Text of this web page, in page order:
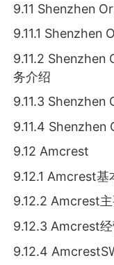
9.11 Shenzhen
9.11.1 Shenzhen
9.11.2 Shenzhen
务介绍
9.11.3
9.11.4
9.12 Amcrest
9.12.1 Amcrest基
9.12.2 Amcrest
9.12.3 Amcrest
9.12.4